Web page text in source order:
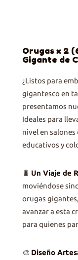
Orugas x 2
Gigante de
¿Listos para
gigantesco en
presentamos
Ideales para
nivel en salones
educativos y
🐛 Un Viaje de
moviéndose
orugas
avanzar a esta
para quienes
🎨 Diseño